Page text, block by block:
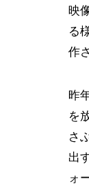
映
る
作
昨
を
さ
出
ォ